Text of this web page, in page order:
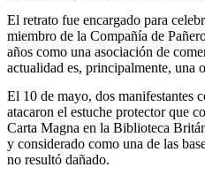
El retrato fue encargado para
miembro de la Compañía de
años como una asociación de
actualidad es, principalmente, una
El 10 de mayo, dos manifestantes
atacaron el estuche protector que
Carta Magna en la Biblioteca
y considerado como una de las
no resultó dañado.